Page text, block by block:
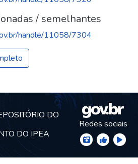
/ semelhantes
handle/11058/7304
DO
DO IPEA
Redes sociais